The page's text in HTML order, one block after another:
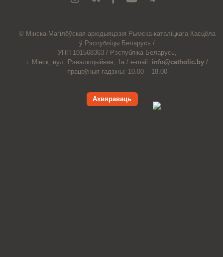
© Мiнска-Магiлёўская архiдыяцэзiя Рымска-каталіцкага Касцёла
ў Рэспубліцы Беларусь /
УНП 101568363 / Рэспубліка Беларусь,
г. Мінск, вул. Рэвалюцыйная, 1а / e-mail: info@catholic.by /
працоўныя гадзіны: 10.00 – 18.00
Ахвяраваць